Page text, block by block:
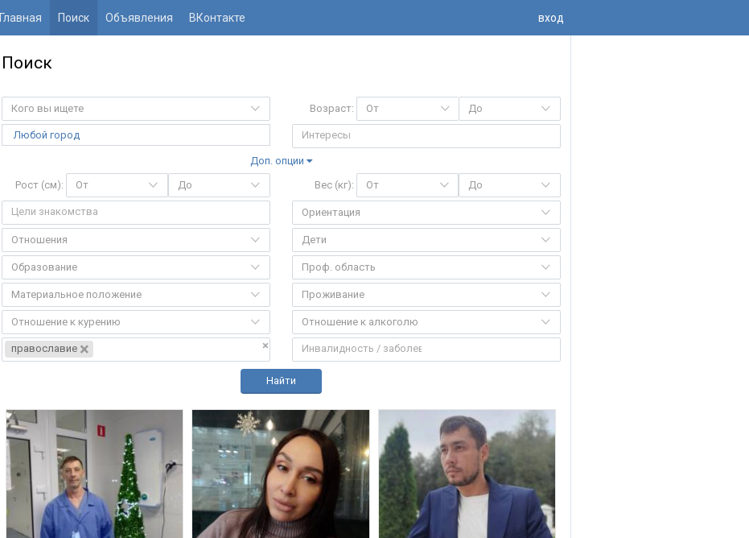
Главная Поиск Объявления ВКонтакте вход
Поиск
Кого вы ищете Возраст: До
От
Любой город
Доп. опции
Рост (см):
До
От Вес (кг): До
От
Ориентация
Отношения Дети
Образование Проф. область
Материальное положение Проживание
Отношение к курению Отношение к алкоголю
×
православие ×
Найти